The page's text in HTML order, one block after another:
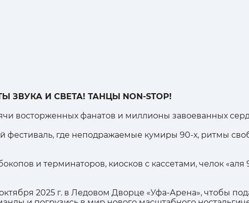
И СВЕТА! ТАНЦЫ NON-STOP!
восторженных фанатов и миллионы завоеванных
где неподражаемые кумиры 90-х, ритмы
и терминаторов, киосков с кассетами, челок
2025 г. в Ледовом Дворце «Уфа-Арена», чтобы